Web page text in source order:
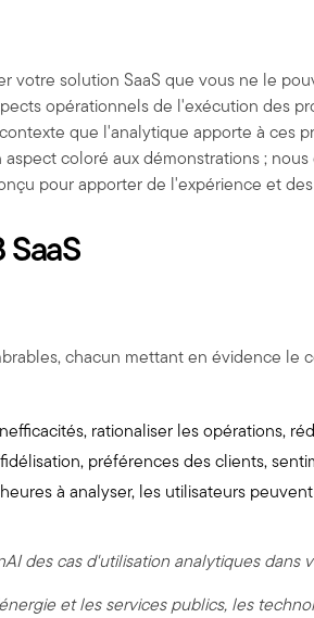
votre solution SaaS que vous ne le
opérationnels de l'exécution des
que l'analytique apporte à ces
coloré aux démonstrations ;
pour apporter de l'expérience et
chacun mettant en évidence
rationaliser les opérations,
préférences des clients,
à analyser, les utilisateurs
des cas d'utilisation analytiques dans
et les services publics, les